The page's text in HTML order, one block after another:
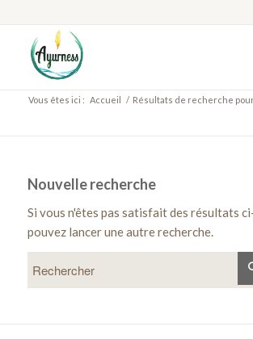
Vous êtes ici : Accueil / Résultats de recherche
Nouvelle recherche
Si vous n'êtes pas satisfait des résultats
pouvez lancer une autre recherche.